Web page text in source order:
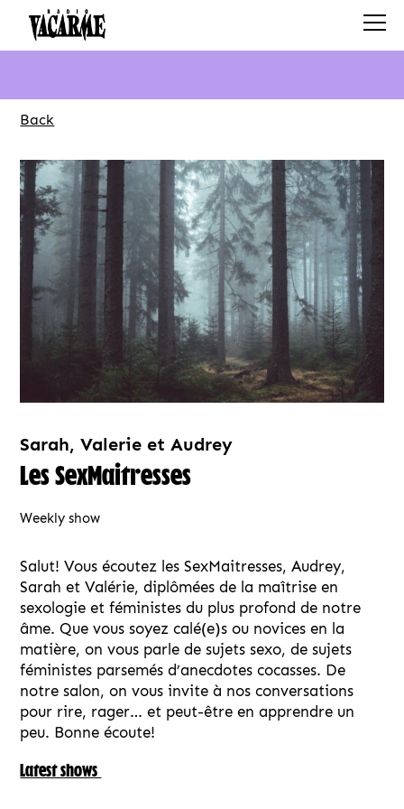
SCHEDULE
SHOWS
SEARCH
ABOUT
Back
Sarah, Valerie et Audrey
Les SexMaitresses
Weekly show
Salut! Vous écoutez les SexMaitresses, Audrey,
Sarah et Valérie, diplômées de la maîtrise en
sexologie et féministes du plus profond de notre
âme. Que vous soyez calé(e)s ou novices en la
matière, on vous parle de sujets sexo, de sujets
féministes parsemés d’anecdotes cocasses. De
notre salon, on vous invite à nos conversations
pour rire, rager… et peut-être en apprendre un
peu. Bonne écoute!
Latest shows